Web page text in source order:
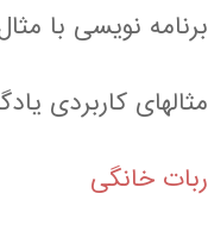
برنامه نویسی با
مثالهای کاربردی
ربات خانگی